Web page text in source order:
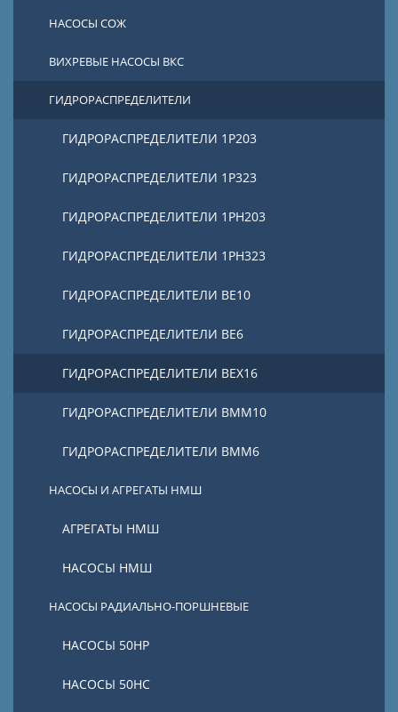
НАСОСЫ СОЖ
ВИХРЕВЫЕ НАСОСЫ ВКС
ГИДРОРАСПРЕДЕЛИТЕЛИ
ГИДРОРАСПРЕДЕЛИТЕЛИ 1Р203
ГИДРОРАСПРЕДЕЛИТЕЛИ 1Р323
ГИДРОРАСПРЕДЕЛИТЕЛИ 1РН203
ГИДРОРАСПРЕДЕЛИТЕЛИ 1РН323
ГИДРОРАСПРЕДЕЛИТЕЛИ ВЕ10
ГИДРОРАСПРЕДЕЛИТЕЛИ ВЕ6
ГИДРОРАСПРЕДЕЛИТЕЛИ ВЕХ16
ГИДРОРАСПРЕДЕЛИТЕЛИ ВММ10
ГИДРОРАСПРЕДЕЛИТЕЛИ ВММ6
НАСОСЫ И АГРЕГАТЫ НМШ
АГРЕГАТЫ НМШ
НАСОСЫ НМШ
НАСОСЫ РАДИАЛЬНО-ПОРШНЕВЫЕ
НАСОСЫ 50НР
НАСОСЫ 50НС